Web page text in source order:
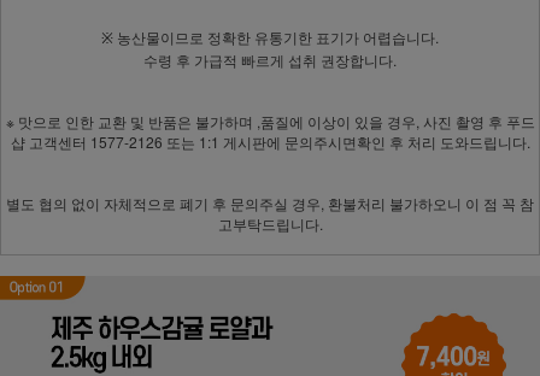
※ 농산물이므로 정확한 유통기한 표기가 어렵습니다.
수령 후 가급적 빠르게 섭취 권장합니다.
※ 맛으로 인한 교환 및 반품은 불가하며 ,품질에 이상이 있을 경우, 사진 촬영 후 푸드
샵 고객센터 1577-2126 또는 1:1 게시판에 문의주시면확인 후 처리 도와드립니다.
별도 협의 없이 자체적으로 폐기 후 문의주실 경우, 환불처리 불가하오니 이 점 꼭 참
고부탁드립니다.